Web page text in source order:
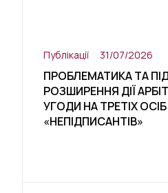
Публікації 31/07/2026
ПРОБЛЕМАТИКА ТА
РОЗШИРЕННЯ ДІЇ
УГОДИ НА ТРЕТІХ
«НЕПІДПИСАНТІВ»